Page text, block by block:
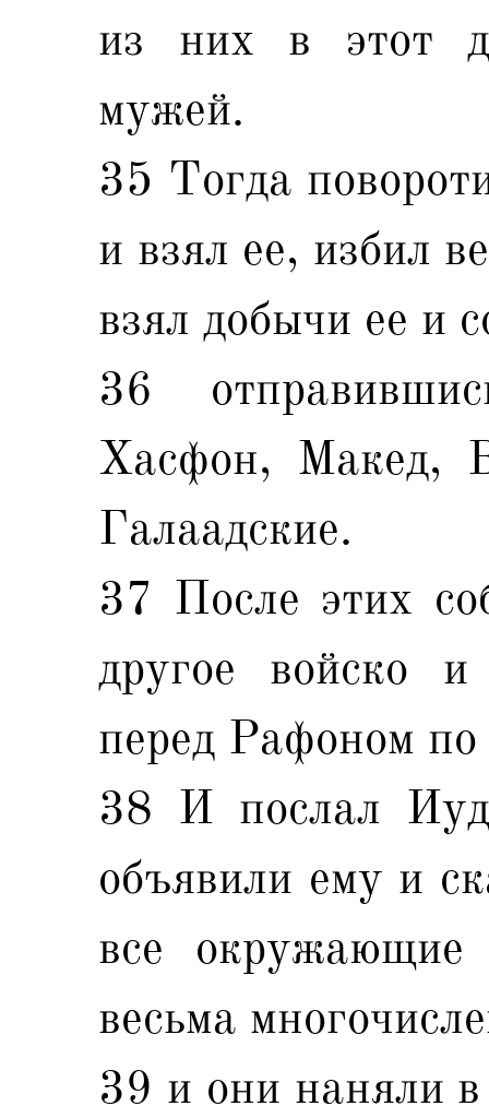
из них в этот
мужей.
35 Тогда
и взял ее, избил
взял добычи ее и
36
Хасфон, Макед,
Галаадские.
37 После этих
другое войско и
перед Рафоном по
38 И послал
объявили ему и
все
весьма
39 и они наняли